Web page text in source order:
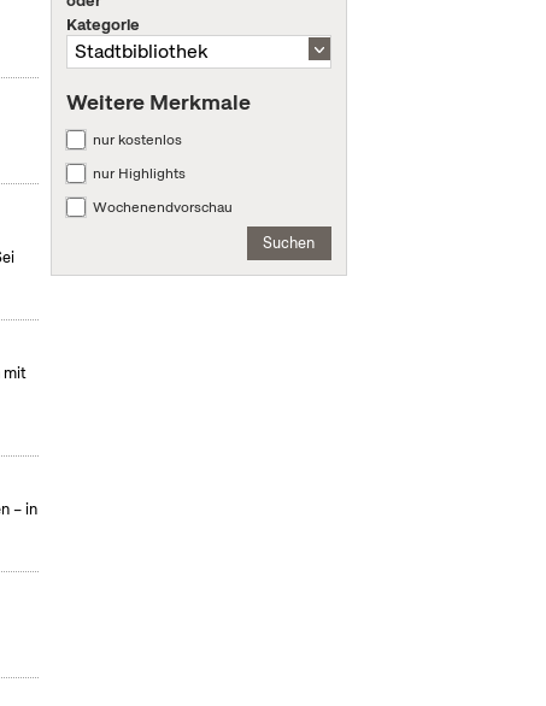
mit
– in
Kategorie
Weitere Merkmale
nur kostenlos
nur Highlights
Wochenendvorschau
Suchen